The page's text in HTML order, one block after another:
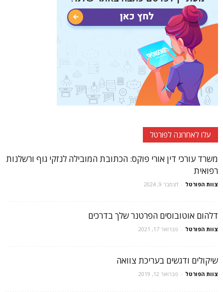
עלו לאחרונה לפורטל
משרד עורכי דין אורי פוקס: הכתובת המובילה לנזקי גוף ורשלנות
רפואית
צוות הפורטל - דצמבר 9, 2024
דלהום אוטובוסים הפרטנר שלך בדרכים
צוות הפורטל - פברואר 17, 2021
שיקולים ודגשים בעריכת צוואה
צוות הפורטל - פברואר 12, 2019